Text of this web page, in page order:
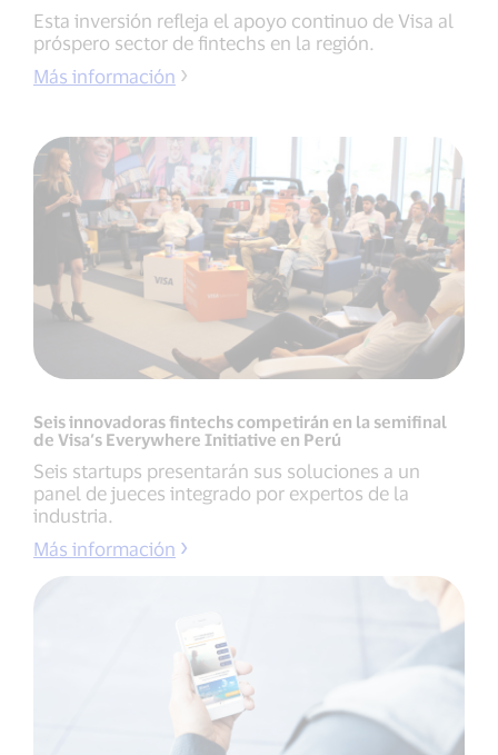
Esta inversión refleja el apoyo continuo de Visa al
próspero sector de fintechs en la región.
Más información
Seis innovadoras fintechs competirán en la semifinal
de Visa’s Everywhere Initiative en Perú
Seis startups presentarán sus soluciones a un
panel de jueces integrado por expertos de la
industria.
Más información